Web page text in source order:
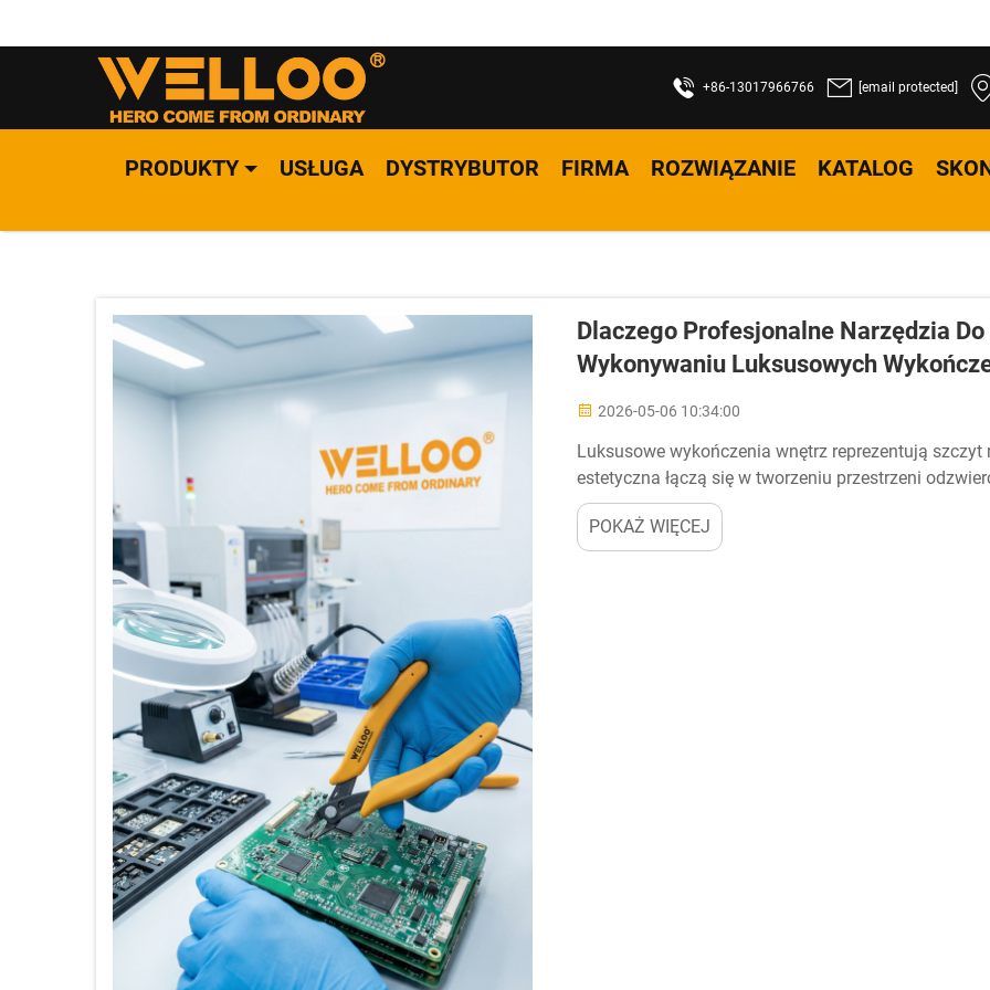
+86-13017966766 [email protected]
PRODUKTY USŁUGA DYSTRYBUTOR FIRMA ROZWIĄZANIE KATALOG
Dlaczego Profesjonalne Narzędzia
Wykonywaniu Luksusowych
2026-05-06 10:34:00
Luksusowe wykończenia wnętrz reprezentują szczyt
estetyczna łączą się w tworzeniu przestrzeni
elegancję. W tej wymagającej dziedzinie jakość
POKAŻ WIĘCEJ